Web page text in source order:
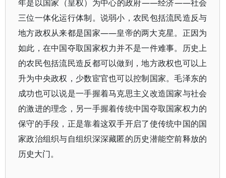
年是以国家（皇权）为中心的政府——经济——社会
三位一体化运行体制。说弱小，农民包括流民造反与
地方政权从来都是国家——皇帝的两大克星。正因为
如此，在中国夺取国家权力并不是一件难事。历史上
的农民包括流民造反都可以做到，地方政权也可以上
升为中央政权，少数宦官也可以控制国家。毛泽东的
成功也可以说是一手握着马克思主义改造国家与社会
的激进的理念，另一手握着传统中国夺取国家权力的
保守的手段，正是靠着这双手开启了使传统中国的国
家政治组织与自组织深深藏匿的历史潜能空前释放的
历史大门。